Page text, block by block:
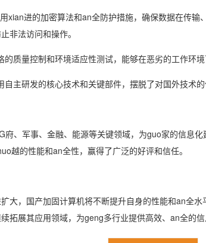
xian进的加密算法和an全防护措施，确保数据在传
非法访问和操作。
的质量控制和环境适应性测试，能够在恶劣的工作环
自主研发的核心技术和关键部件，摆脱了对国外技术
府、军事、金融、能源等关键领域，为guo家的信息
越的性能和an全性，赢得了广泛的好评和信任。
大，国产加固计算机将不断提升自身的性能和an全
拓展其应用领域，为geng多行业提供高效、an全的